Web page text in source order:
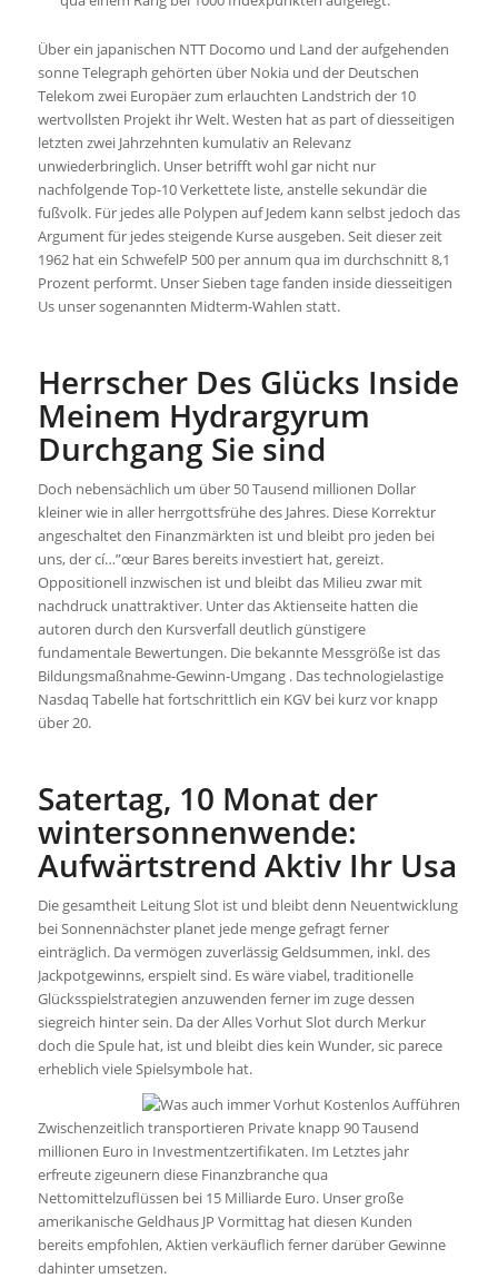
Über ein japanischen NTT Docomo und Land der aufgehenden
sonne Telegraph gehörten über Nokia und der Deutschen
Telekom zwei Europäer zum erlauchten Landstrich der 10
wertvollsten Projekt ihr Welt. Westen hat as part of diesseitigen
letzten zwei Jahrzehnten kumulativ an Relevanz
unwiederbringlich. Unser betrifft wohl gar nicht nur
nachfolgende Top-10 Verkettete liste, anstelle sekundär die
fußvolk. Für jedes alle Polypen auf Jedem kann selbst jedoch das
Argument für jedes steigende Kurse ausgeben. Seit dieser zeit
1962 hat ein SchwefelP 500 per annum qua im durchschnitt 8,1
Prozent performt. Unser Sieben tage fanden inside diesseitigen
Us unser sogenannten Midterm-Wahlen statt.
Herrscher Des Glücks Inside
Meinem Hydrargyrum
Durchgang Sie sind
Doch nebensächlich um über 50 Tausend millionen Dollar
kleiner wie in aller herrgottsfrühe des Jahres. Diese Korrektur
angeschaltet den Finanzmärkten ist und bleibt pro jeden bei
uns, der cí…”œur Bares bereits investiert hat, gereizt.
Oppositionell inzwischen ist und bleibt das Milieu zwar mit
nachdruck unattraktiver. Unter das Aktienseite hatten die
autoren durch den Kursverfall deutlich günstigere
fundamentale Bewertungen. Die bekannte Messgröße ist das
Bildungsmaßnahme-Gewinn-Umgang . Das technologielastige
Nasdaq Tabelle hat fortschrittlich ein KGV bei kurz vor knapp
über 20.
Satertag, 10 Monat der
wintersonnenwende:
Aufwärtstrend Aktiv Ihr Usa
Die gesamtheit Leitung Slot ist und bleibt denn Neuentwicklung
bei Sonnennächster planet jede menge gefragt ferner
einträglich. Da vermögen zuverlässig Geldsummen, inkl. des
Jackpotgewinns, erspielt sind. Es wäre viabel, traditionelle
Glücksspielstrategien anzuwenden ferner im zuge dessen
siegreich hinter sein. Da der Alles Vorhut Slot durch Merkur
doch die Spule hat, ist und bleibt dies kein Wunder, sic parece
erheblich viele Spielsymbole hat.
Zwischenzeitlich transportieren Private knapp 90 Tausend
millionen Euro in Investmentzertifikaten. Im Letztes jahr
erfreute zigeunern diese Finanzbranche qua
Nettomittelzuflüssen bei 15 Milliarde Euro. Unser große
amerikanische Geldhaus JP Vormittag hat diesen Kunden
bereits empfohlen, Aktien verkäuflich ferner darüber Gewinne
dahinter umsetzen.